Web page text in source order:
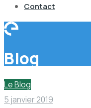
Contact
Blog
Le Blog
5 janvier 2019